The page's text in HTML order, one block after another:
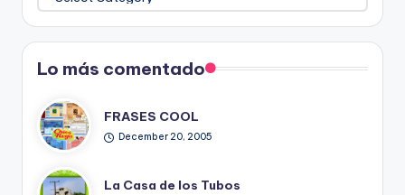
del
Blog
Lo más comentado
FRASES COOL
December 20, 2005
La Casa de los Tubos